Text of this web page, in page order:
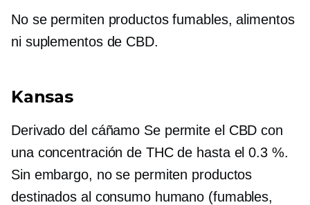
No se permiten productos fumables, alimentos
ni suplementos de CBD.
Kansas
Derivado del cáñamo Se permite el CBD con
una concentración de THC de hasta el 0.3 %.
Sin embargo, no se permiten productos
destinados al consumo humano (fumables,